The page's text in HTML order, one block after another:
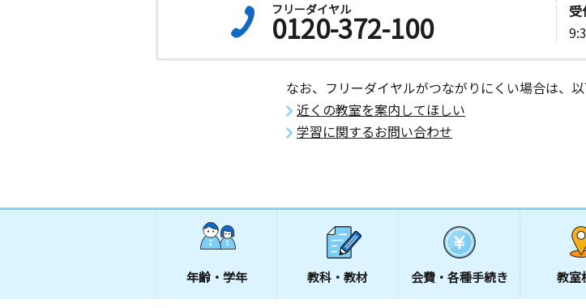
フリーダイヤル
0120-372-100
受
なお、フリーダイヤルがつながりにくい場合は、
近くの教室を案内してほしい
学習に関するお問い合わせ
年齢・学年 教科・教材 会費・ 各種手続き 教室